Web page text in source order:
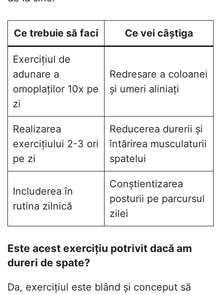
Ce trebuie să faci Ce vei câștiga
Exercițiul de
adunare a
omoplaților 10x pe
zi
Redresare a coloanei
și umeri aliniați
Realizarea
exercițiului 2-3 ori
pe zi
Reducerea durerii și
întărirea musculaturii
spatelui
Includerea în
rutina zilnică
Conștientizarea
posturii pe parcursul
zilei
Este acest exercițiu potrivit dacă am
dureri de spate?
Da, exercițiul este blând și conceput să